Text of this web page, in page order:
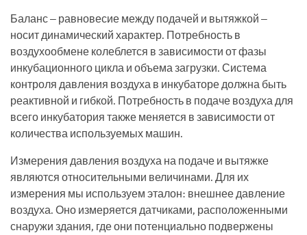
Баланс – равновесие между подачей и вытяжкой –
носит динамический характер. Потребность в
воздухообмене колеблется в зависимости от фазы
инкубационного цикла и объема загрузки. Система
контроля давления воздуха в инкубаторе должна быть
реактивной и гибкой. Потребность в подаче воздуха для
всего инкубатория также меняется в зависимости от
количества используемых машин.
Измерения давления воздуха на подаче и вытяжке
являются относительными величинами. Для их
измерения мы используем эталон: внешнее давление
воздуха. Оно измеряется датчиками, расположенными
снаружи здания, где они потенциально подвержены